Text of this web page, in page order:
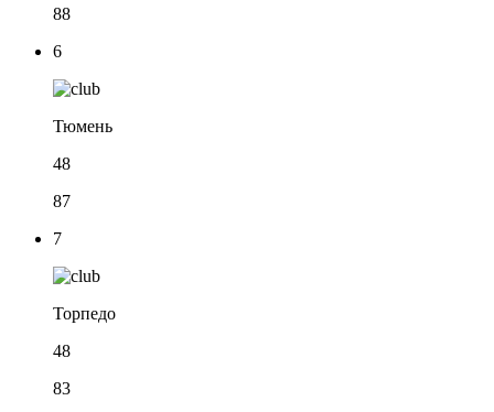
88
6
Тюмень
48
87
7
Торпедо
48
83